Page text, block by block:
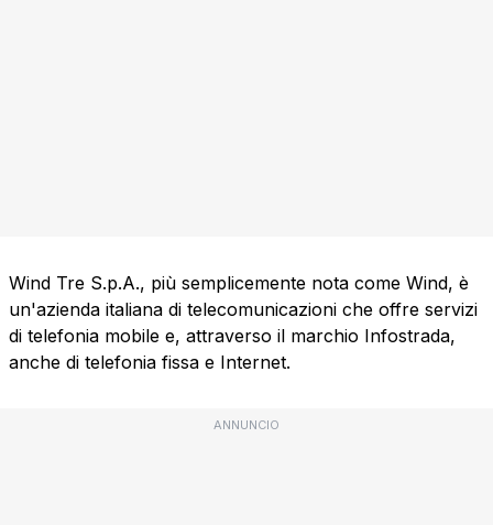
Wind Tre S.p.A., più semplicemente nota come Wind, è
un'azienda italiana di telecomunicazioni che offre servizi
di telefonia mobile e, attraverso il marchio Infostrada,
anche di telefonia fissa e Internet.
ANNUNCIO